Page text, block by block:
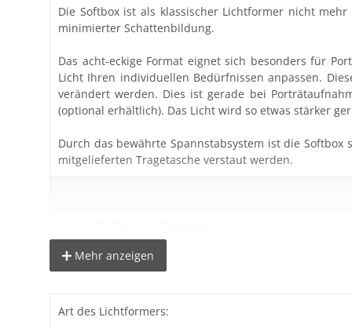
Die Softbox ist als klassischer Lichtformer nicht
minimierter Schattenbildung.
Das acht-eckige Format eignet sich besonders für
Licht Ihren individuellen Bedürfnissen anpassen.
verändert werden. Dies ist gerade bei
(optional erhältlich). Das Licht wird so etwas stärker
Durch das bewährte Spannstabsystem ist die
mitgelieferten Tragetasche verstaut werden.
° natürliche Lichtreflektion in den Augen
° abnehmbarer Außen- und Innendiffusor
° angenehm weicher Lichtaustritt
ab.
Mehr anzeigen
Art des Lichtformers: